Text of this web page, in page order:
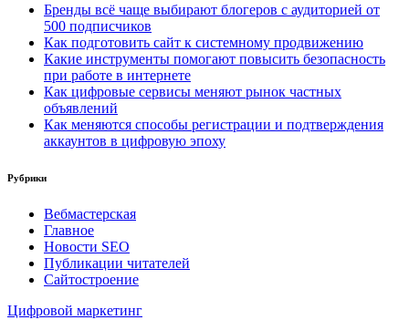
Бренды всё чаще выбирают блогеров с аудиторией от
500 подписчиков
Как подготовить сайт к системному продвижению
Какие инструменты помогают повысить безопасность
при работе в интернете
Как цифровые сервисы меняют рынок частных
объявлений
Как меняются способы регистрации и подтверждения
аккаунтов в цифровую эпоху
Рубрики
Вебмастерская
Главное
Новости SEO
Публикации читателей
Сайтостроение
Цифровой маркетинг